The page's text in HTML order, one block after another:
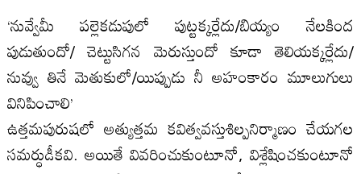
‘నువ్వేమీ పల్లెకడుపులో పుట్టక్కర్లేదు/బియ్యం నేలకింద
పుడుతుందో/ చెట్టుసిగన మెరుస్తుందో కూడా తెలియక్కర్లేదు/
నువ్వు తినే మెతుకులో/యిప్పుడు నీ అహంకారం మూలుగులు
వినిపించాలి’
ఉత్తమపురుషలో అత్యుత్తమ కవిత్వవస్తుశిల్పనిర్మాణం చేయగల
సమర్ధుడీకవి. అయితే వివరించుకుంటూనో, విశ్లేషించకుంటూనో